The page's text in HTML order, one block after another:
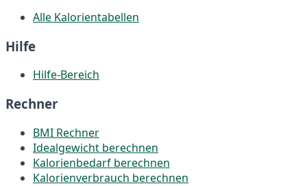
Alle Kalorientabellen
Hilfe
Hilfe-Bereich
Rechner
BMI Rechner
Idealgewicht berechnen
Kalorienbedarf berechnen
Kalorienverbrauch berechnen